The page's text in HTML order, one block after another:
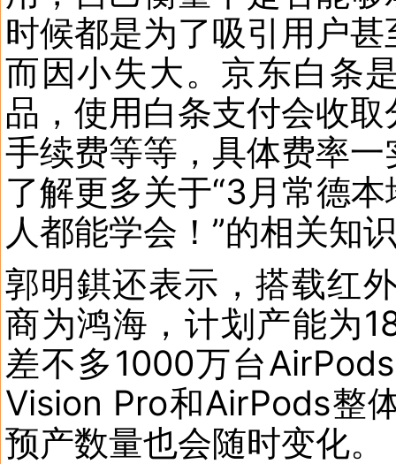
时候都是为了吸引用户
而因小失大。京东白条
品，使用白条支付会收
手续费等等，具体费率
了解更多关于“3月常德
人都能学会！”的相关知
郭明錤还表示，搭载红
商为鸿海，计划产能为
差不多1000万台
Vision Pro和AirPods整
预产数量也会随时变化。